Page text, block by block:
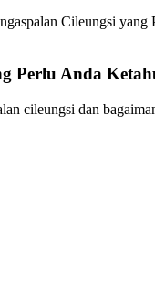
Cileungsi yang
Perlu Anda
cileungsi dan